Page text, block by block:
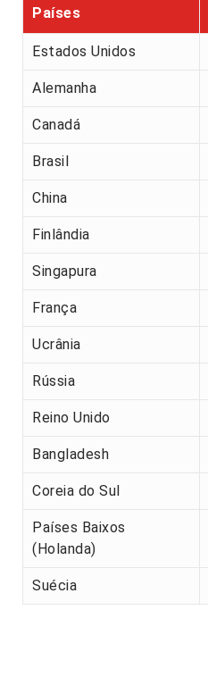
Países
Estados Unidos
Alemanha
Canadá
Brasil
China
Finlândia
Singapura
França
Ucrânia
Rússia
Reino Unido
Bangladesh
Coreia do Sul
Países Baixos
(Holanda)
Suécia